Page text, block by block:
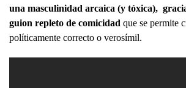
una masculinidad arcaica (y tóxica),
guion repleto de comicidad que se permite
políticamente correcto o verosímil.